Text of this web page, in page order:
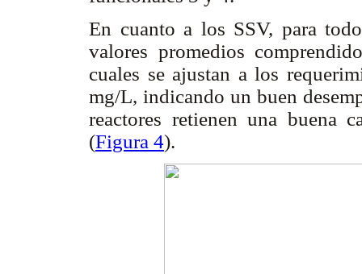
En cuanto a los SSV, para
valores promedios
cuales se ajustan a los
mg/L, indicando un buen
reactores retienen una buena
(Figura 4).